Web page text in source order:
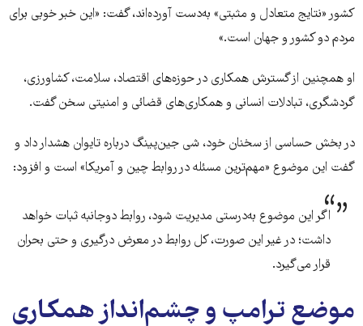
کشور «نتایج متعادل و مثبتی» به‌دست آورده‌اند، گفت: «این خبر خوبی برای
مردم دو کشور و جهان است.»
او همچنین از گسترش همکاری در حوزه‌های اقتصاد، سلامت، کشاورزی،
گردشگری، تبادلات انسانی و همکاری‌های قضائی و امنیتی سخن گفت.
در بخش حساسی از سخنان خود، شی جین‌پینگ درباره تایوان هشدار داد و
گفت این موضوع «مهم‌ترین مسئله در روابط چین و آمریکا» است و افزود:
اگر این موضوع به‌درستی مدیریت شود، روابط دوجانبه ثبات خواهد
داشت؛ در غیر این صورت، کل روابط در معرض درگیری و حتی بحران
قرار می‌گیرد.
موضع ترامپ و چشم‌انداز همکاری